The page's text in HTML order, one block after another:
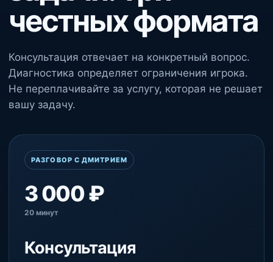
честных формата
Консультация отвечает на конкретный вопрос.
Диагностика определяет ограничения игрока.
Не переплачивайте за услугу, которая не решает
вашу задачу.
РАЗГОВОР С ДМИТРИЕМ
3 000 ₽
20 минут
Консультация